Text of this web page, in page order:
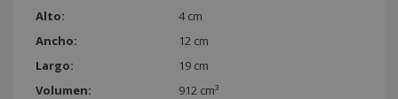
Alto:
4 cm
Ancho:
12 cm
Largo:
19 cm
Volumen:
912 cm³